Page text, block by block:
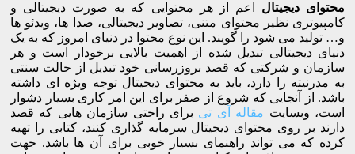
محتوای دیجیتال اعم از هر محتوایی که به صورت دیجیتالی و
کامپیوتری نظیر محتوای متنی، تصاویر دیجیتالی، صدا ها، ویدئو ها
و… تولید می شود را گویند. این نوع محتوا در دنیای امروز که به یک
دنیای دیجیتالی تبدیل شده از اهمیت بالایی برخودار است و هر
سازمان و شرکتی که قصد بروزرسانی خود تبدیل از حالت سنتی
به مدرنیته را دارد، باید به محتوای دیجیتال توجه ویژه ای داشته
باشد. از آنجایی که شروع از صفر برای این امر کاری بسیار دشوار
است، وبسایت مقاله آی تی برای راحتی سازمان هایی که قصد
دارند بر روی محتوای دیجیتال سرمایه گذاری کنند، کتابی را تهیه
کرده که می تواند راهنمای بسیار خوبی برای آن ها باشد. جهت